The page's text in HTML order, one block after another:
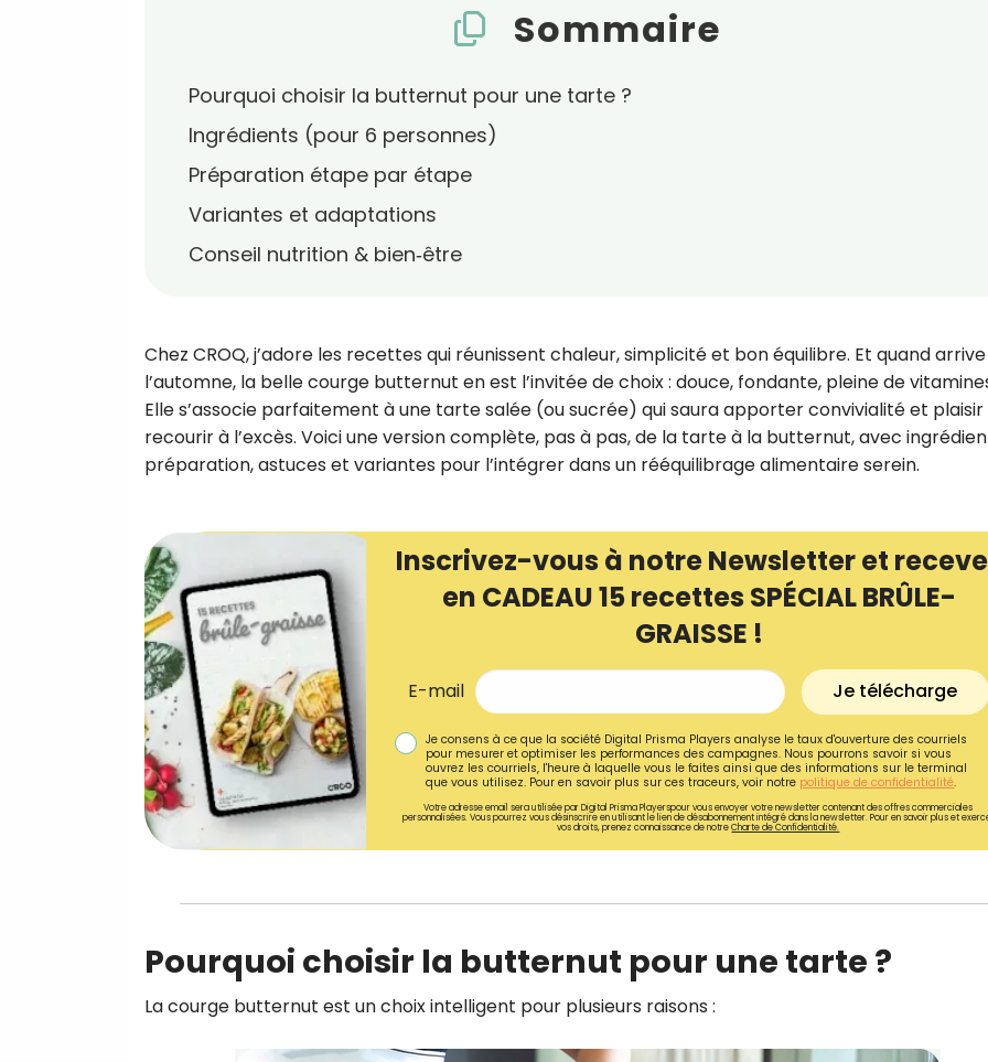
Sommaire
Pourquoi choisir la butternut pour une tarte ?
Ingrédients (pour 6 personnes)
Préparation étape par étape
Variantes et adaptations
Conseil nutrition & bien‑être
Chez CROQ, j’adore les recettes qui réunissent chaleur, simplicité et bon équilibre. Et quand arrive
l’automne, la belle courge butternut en est l’invitée de choix : douce, fondante, pleine de
Elle s’associe parfaitement à une tarte salée (ou sucrée) qui saura apporter convivialité et plaisir
recourir à l’excès. Voici une version complète, pas à pas, de la tarte à la butternut, avec
préparation, astuces et variantes pour l’intégrer dans un rééquilibrage alimentaire serein.
Inscrivez-vous à notre Newsletter et
en CADEAU 15 recettes SPÉCIAL BRÛLE-
GRAISSE !
E-mail Je télécharge
Je consens à ce que la société Digital Prisma Players analyse le taux d'ouverture des courriels
pour mesurer et optimiser les performances des campagnes. Nous pourrons savoir si vous
ouvrez les courriels, l'heure à laquelle vous le faites ainsi que des informations sur le terminal
que vous utilisez. Pour en savoir plus sur ces traceurs, voir notre politique de confidentialité.
Votre adresse email sera utilisée par Digital Prisma Playerspour vous envoyer votre newsletter contenant des offres commerciales
personnalisées. Vous pourrez vous désinscrire en utilisant le lien de désabonnement intégré dans la newsletter. Pour en savoir plus et
vos droits, prenez connaissance de notreCharte de Confidentialité.
Pourquoi choisir la butternut pour une tarte ?
La courge butternut est un choix intelligent pour plusieurs raisons :
recettes inédites de
!
Ainsi que la newsletter